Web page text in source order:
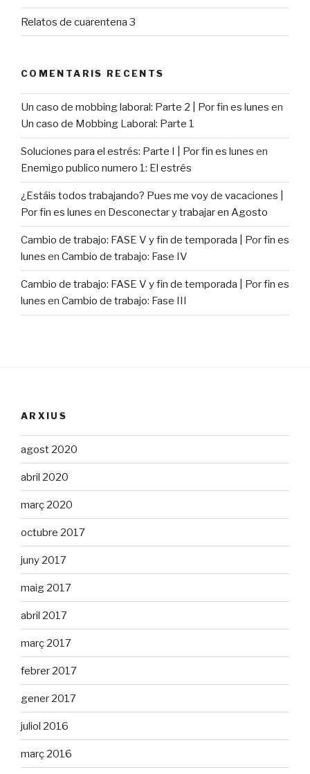
Relatos de cuarentena 3
COMENTARIS RECENTS
Un caso de mobbing laboral: Parte 2 | Por fin es lunes en
Un caso de Mobbing Laboral: Parte 1
Soluciones para el estrés: Parte I | Por fin es lunes en
Enemigo publico numero 1: El estrés
¿Estáis todos trabajando? Pues me voy de vacaciones |
Por fin es lunes en Desconectar y trabajar en Agosto
Cambio de trabajo: FASE V y fin de temporada | Por fin es
lunes en Cambio de trabajo: Fase IV
Cambio de trabajo: FASE V y fin de temporada | Por fin es
lunes en Cambio de trabajo: Fase III
ARXIUS
agost 2020
abril 2020
març 2020
octubre 2017
juny 2017
maig 2017
abril 2017
març 2017
febrer 2017
gener 2017
juliol 2016
març 2016